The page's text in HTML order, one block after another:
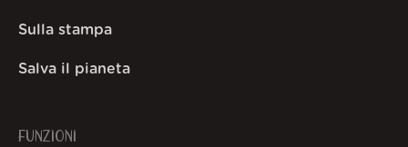
Sulla stampa
Salva il pianeta
FUNZIONI